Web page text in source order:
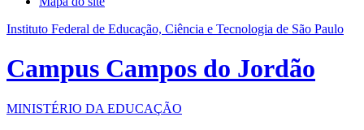
Instituto Federal de Educação, Ciência e Tecnologia de São Paulo
Campus Campos do Jordão
MINISTÉRIO DA EDUCAÇÃO